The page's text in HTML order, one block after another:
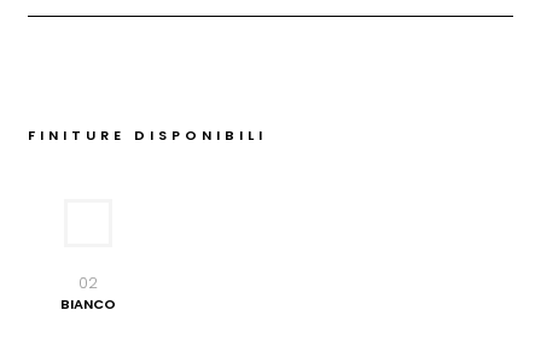
FINITURE DISPONIBILI
02
BIANCO